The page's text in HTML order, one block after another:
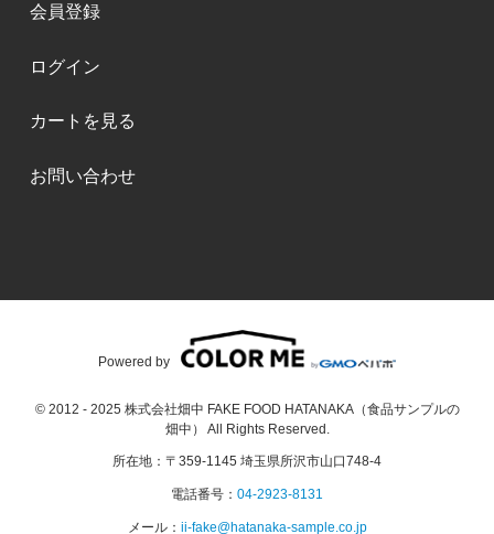
会員登録
ログイン
カートを見る
お問い合わせ
© 2012 - 2025 株式会社畑中 FAKE FOOD HATANAKA（食品サンプルの
畑中） All Rights Reserved.
所在地：〒359-1145 埼玉県所沢市山口748-4
電話番号： 04-2923-8131
メール： ii-fake@hatanaka-sample.co.jp
Powered by